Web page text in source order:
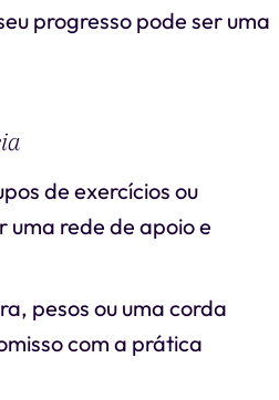
progresso pode ser uma
de exercícios ou
rede de apoio e
pesos ou uma corda
com a prática